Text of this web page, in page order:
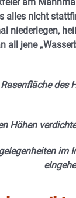
alles nicht
niederlegen,
all jene
des
Höhen
im